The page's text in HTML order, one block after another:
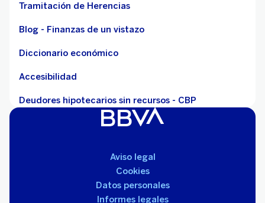
Tramitación de Herencias
Blog - Finanzas de un vistazo
Diccionario económico
Accesibilidad
Deudores hipotecarios sin recursos - CBP
Aviso legal
Cookies
Datos personales
Informes legales